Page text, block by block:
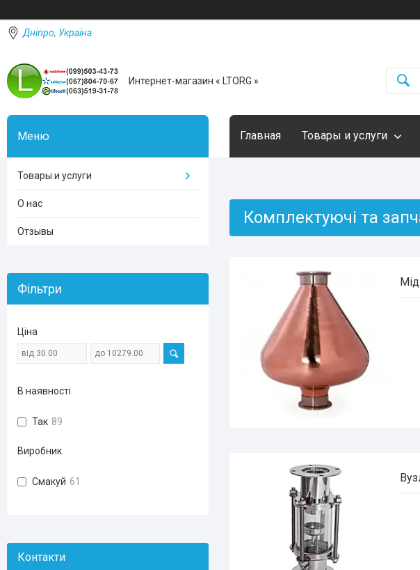
Дніпро, Україна
Интернет-магазин « LTORG »
Главная Товары и услуги
Комплектуючі та
Товары и услуги
О нас
Отзывы
Фільтри
Ціна
В наявності
Так 89
Виробник
Смакуй 61